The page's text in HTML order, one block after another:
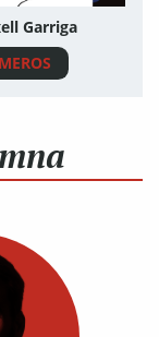
Garriga